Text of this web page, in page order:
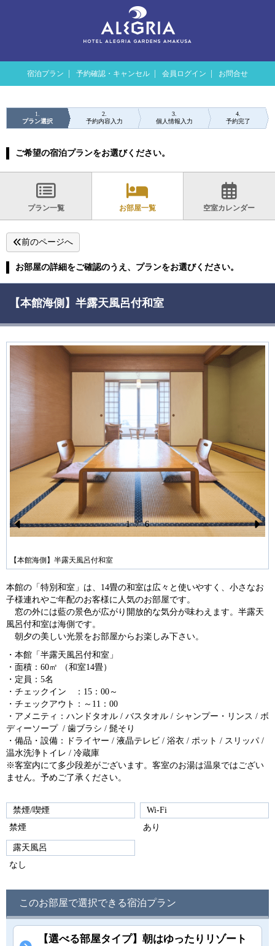
宿泊プラン 予約確認・キャンセル 会員ログイン お問合せ
1
プラン選択
2
予約内容入力
3
個人情報入力
4
予約完了
ご希望の宿泊プランをお選びください。
プラン一覧 お部屋一覧 空室カレンダー
前のページへ
お部屋の詳細をご確認のうえ、プランをお選びください。
【本館海側】半露天風呂付和室
Pr
ev
us
【本館海側】半露天風呂付和室
N
1 / 6
本館の「特別和室」は、14畳の和室は広々と使いやすく、小さなお
子様連れやご年配のお客様に人気のお部屋です。
窓の外には藍の景色が広がり開放的な気分が味わえます。半露天
風呂付和室は海側です。
朝夕の美しい光景をお部屋からお楽しみ下さい。
・本館「半露天風呂付和室」
・面積：60㎡ （和室14畳）
・定員：5名
・チェックイン ：15：00～
・チェックアウト：～11：00
・アメニティ：ハンドタオル / バスタオル / シャンプー・リンス / ボ
ディーソープ / 歯ブラシ / 髭そり
・備品・設備：ドライヤー / 液晶テレビ / 浴衣 / ポット / スリッパ /
温水洗浄トイレ / 冷蔵庫
※客室内にて多少段差がございます。客室のお湯は温泉ではござい
ません。予めご了承ください。
禁煙/喫煙
禁煙
Wi-Fi
あり
露天風呂
なし
このお部屋で選択できる宿泊プラン
【選べる部屋タイプ】朝はゆったりリゾート